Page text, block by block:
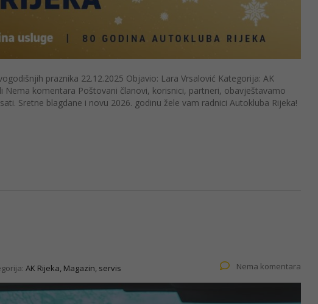
praznika 22.12.2025 Objavio: Lara Vrsalović Kategorija: AK
Nema komentara Poštovani članovi, korisnici, partneri, obavještavamo
Sretne blagdane i novu 2026. godinu žele vam radnici Autokluba Rijeka!
AK Rijeka, Magazin, servis Nema komentara